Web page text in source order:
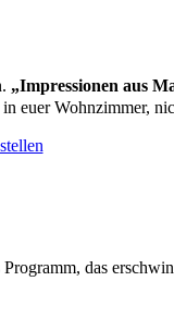
„Impressionen aus
euer Wohnzimmer,
das